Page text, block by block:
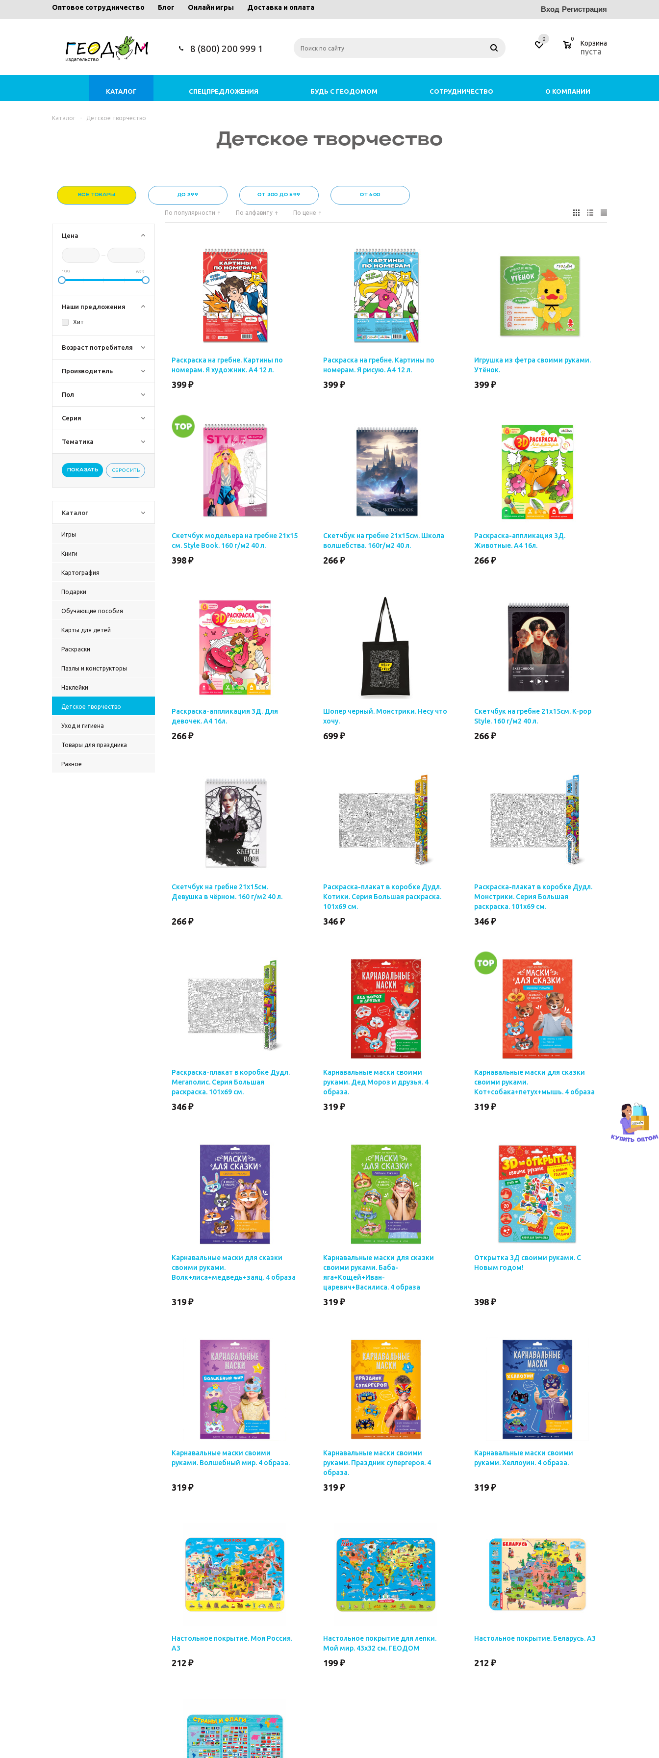
Оптовое сотрудничество Блог Онлайн игры Доставка и оплата Вход Регистрация
8 (800) 200 999 1
0 0
Корзина
пуста
КАТАЛОГ СПЕЦПРЕДЛОЖЕНИЯ БУДЬ С ГЕОДОМОМ СОТРУДНИЧЕСТВО О КОМПАНИИ
Каталог - Детское творчество
Детское творчество
ВСЕ ТОВАРЫ ДО 299 ОТ 300 ДО 599 ОТ 600
Цена
199 699
Наши предложения
Хит
Возраст потребителя
Производитель
Пол
Серия
Тематика
ПОКАЗАТЬ СБРОСИТЬ
Каталог
Игры
Книги
Картография
Подарки
Обучающие пособия
Карты для детей
Раскраски
Пазлы и конструкторы
Наклейки
Детское творчество
Уход и гигиена
Товары для праздника
Разное
По популярности По алфавиту По цене
Раскраска на гребне. Картины по
номерам. Я художник. А4 12 л.
399 ₽
Раскраска на гребне. Картины по
номерам. Я рисую. А4 12 л.
399 ₽
Игрушка из фетра своими руками.
Утёнок.
399 ₽
Скетчбук модельера на гребне 21х15
см. Style Book. 160 г/м2 40 л.
398 ₽
Скетчбук на гребне 21х15см. Школа
волшебства. 160г/м2 40 л.
266 ₽
Раскраска-аппликация 3Д.
Животные. А4 16л.
266 ₽
Раскраска-аппликация 3Д. Для
девочек. А4 16л.
266 ₽
Шопер черный. Монстрики. Несу что
хочу.
699₽
Скетчбук на гребне 21х15см. K-pop
Style. 160 г/м2 40 л.
266 ₽
Скетчбук на гребне 21х15см.
Девушка в чёрном. 160 г/м2 40 л.
266 ₽
Раскраска-плакат в коробке Дудл.
Котики. Серия Большая раскраска.
101х69 см.
346 ₽
Раскраска-плакат в коробке Дудл.
Монстрики. Серия Большая
раскраска. 101х69 см.
346 ₽
Раскраска-плакат в коробке Дудл.
Мегаполис. Серия Большая
раскраска. 101х69 см.
346 ₽
Карнавальные маски своими
руками. Дед Мороз и друзья. 4
образа.
319 ₽
Карнавальные маски для сказки
своими руками.
Кот+собака+петух+мышь. 4 образа
319 ₽
Карнавальные маски для сказки
своими руками.
Волк+лиса+медведь+заяц. 4 образа
319 ₽
Карнавальные маски для сказки
своими руками. Баба-
яга+Кощей+Иван-
царевич+Василиса. 4 образа
319 ₽
Открытка 3Д своими руками. С
Новым годом!
398 ₽
Карнавальные маски своими
руками. Волшебный мир. 4 образа.
319 ₽
Карнавальные маски своими
руками. Праздник супергероя. 4
образа.
319 ₽
Карнавальные маски своими
руками. Хеллоуин. 4 образа.
319 ₽
Настольное покрытие. Моя Россия.
А3
212 ₽
Настольное покрытие для лепки.
Мой мир. 43х32 см. ГЕОДОМ
199 ₽
Настольное покрытие. Беларусь. А3
212 ₽